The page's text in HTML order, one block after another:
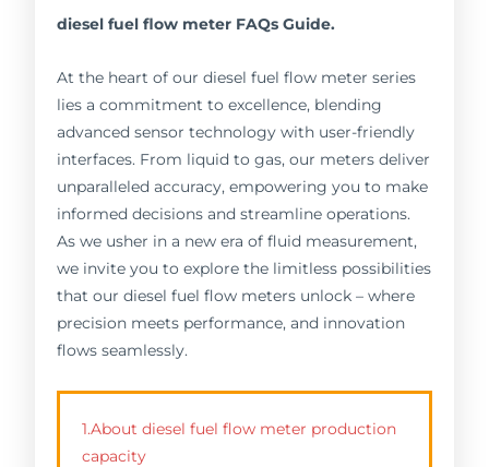
diesel fuel flow meter FAQs Guide.
At the heart of our diesel fuel flow meter series
lies a commitment to excellence, blending
advanced sensor technology with user-friendly
interfaces. From liquid to gas, our meters deliver
unparalleled accuracy, empowering you to make
informed decisions and streamline operations.
As we usher in a new era of fluid measurement,
we invite you to explore the limitless possibilities
that our diesel fuel flow meters unlock – where
precision meets performance, and innovation
flows seamlessly.
1.About diesel fuel flow meter production
capacity